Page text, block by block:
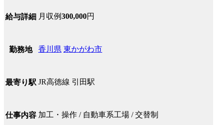
給与詳細 月収例300,000円
勤務地 香川県 東かがわ市
最寄り駅 JR高徳線 引田駅
仕事内容 加工・操作 / 自動車系工場 / 交替制